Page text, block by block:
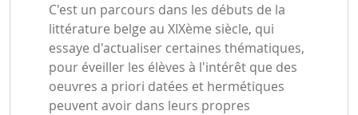
C'est un parcours dans les débuts de la
littérature belge au XIXème siècle, qui
essaye d'actualiser certaines thématiques,
pour éveiller les élèves à l'intérêt que des
oeuvres a priori datées et hermétiques
peuvent avoir dans leurs propres